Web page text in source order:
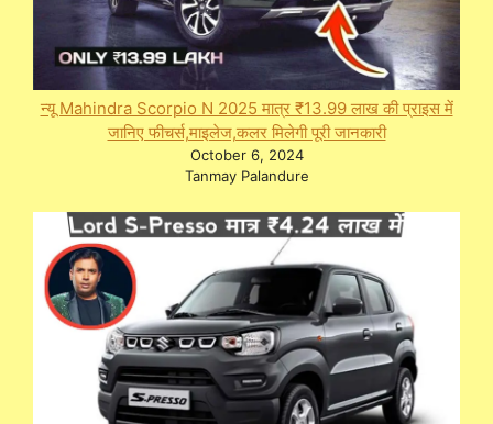
न्यू Mahindra Scorpio N 2025 मात्र ₹13.99 लाख की प्राइस में
जानिए फीचर्स,माइलेज,कलर मिलेगी पूरी जानकारी
October 6, 2024
Tanmay Palandure